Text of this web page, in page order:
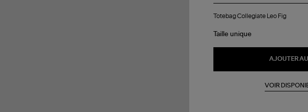
Collegiate
Fig
Totebag Collegiate Leo Fig
Taille unique
AJOUTER
VOIR